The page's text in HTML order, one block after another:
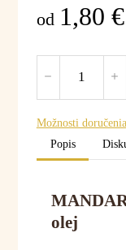
od 1,80 €
Možnosti
Popis
olej